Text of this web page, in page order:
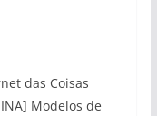
das Coisas
Modelos de